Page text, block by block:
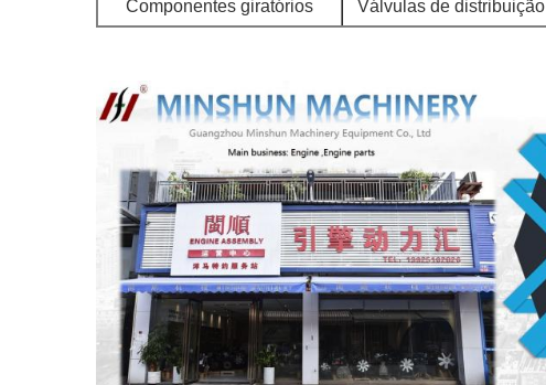
Componentes giratórios Válvulas de distribuição